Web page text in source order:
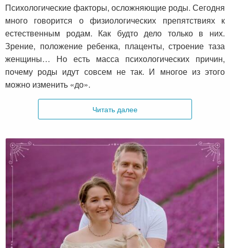
Психологические факторы, осложняющие роды. Сегодня
много говорится о физиологических препятствиях к
естественным родам. Как будто дело только в них.
Зрение, положение ребенка, плаценты, строение таза
женщины… Но есть масса психологических причин,
почему роды идут совсем не так. И многое из этого
можно изменить «до».
Читать далее